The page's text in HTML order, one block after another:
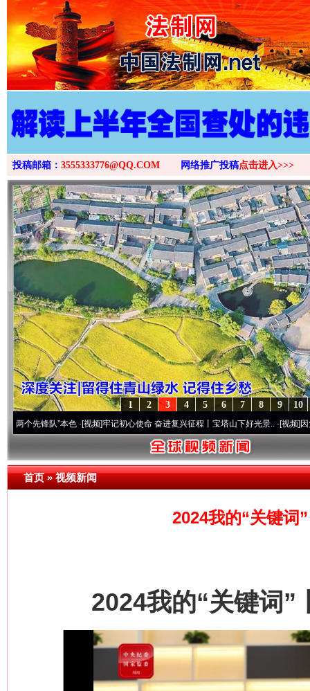
>
投稿邮箱： 3555333776@QQ.COM 网络推广投稿点击进入>>>
10
9
8
7
6
5
4
3
2
1
队”本色·[视频]牢记初心使命 奋进复兴征程丨宝塔山下好光景..·[视频]因党而生 为
首页»视频新闻
2024我的“关键词
2024我的“关键词”